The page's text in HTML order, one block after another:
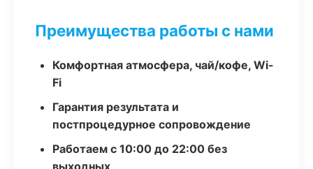
Преимущества работы с нами
Комфортная атмосфера, чай/кофе, Wi-
Fi
Гарантия результата и
постпроцедурное сопровождение
Работаем с 10:00 до 22:00 без
выходных